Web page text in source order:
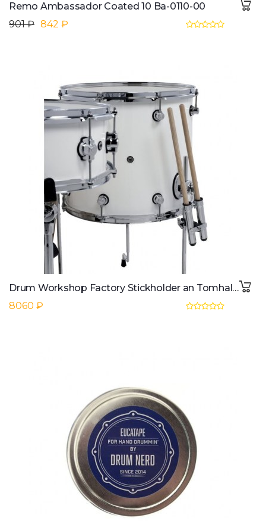
Remo Ambassador Coated 10 Ba-0110-00
901 ₽ 842 ₽
Drum Workshop Factory Stickholder an Tomhalter 10,5 mm u. 12,7mm
8060 ₽